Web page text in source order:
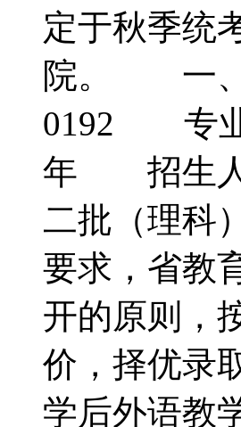
定于秋季统
院。 一、
0192 专业
年 招生人
二批（理
要求，省教
开的原则，
价，择优
学后外语